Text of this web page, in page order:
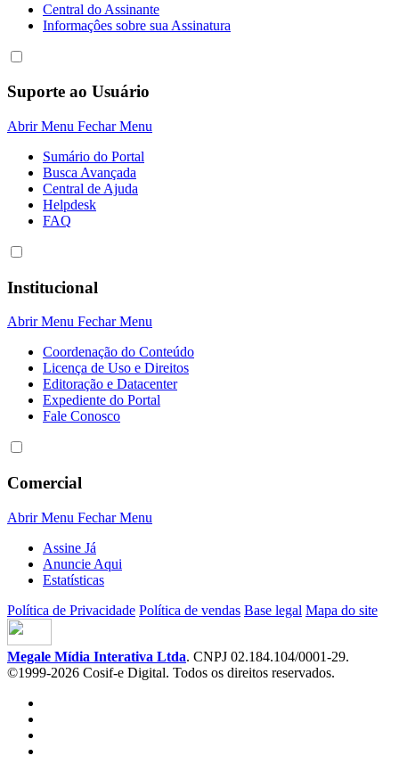
Central do Assinante
Informaçôes sobre sua Assinatura
Suporte ao Usuário
Abrir Menu Fechar Menu
Sumário do Portal
Busca Avançada
Central de Ajuda
Helpdesk
FAQ
Institucional
Abrir Menu Fechar Menu
Coordenação do Conteúdo
Licença de Uso e Direitos
Editoração e Datacenter
Expediente do Portal
Fale Conosco
Comercial
Abrir Menu Fechar Menu
Assine Já
Anuncie Aqui
Estatísticas
Política de Privacidade Política de vendas Base legal Mapa do site
Megale Mídia Interativa Ltda. CNPJ 02.184.104/0001-29.
©1999-2026 Cosif-e Digital. Todos os direitos reservados.